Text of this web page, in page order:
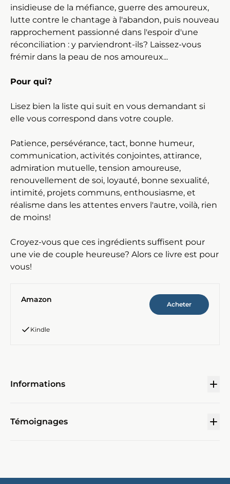
insidieuse de la méfiance, guerre des amoureux,
lutte contre le chantage à l'abandon, puis nouveau
rapprochement passionné dans l'espoir d'une
réconciliation : y parviendront-ils? Laissez-vous
frémir dans la peau de nos amoureux...
Pour qui?
Lisez bien la liste qui suit en vous demandant si
elle vous correspond dans votre couple.
Patience, persévérance, tact, bonne humeur,
communication, activités conjointes, attirance,
admiration mutuelle, tension amoureuse,
renouvellement de soi, loyauté, bonne sexualité,
intimité, projets communs, enthousiasme, et
réalisme dans les attentes envers l'autre, voilà, rien
de moins!
Croyez-vous que ces ingrédients suffisent pour
une vie de couple heureuse? Alors ce livre est pour
vous!
Amazon
Acheter
Kindle
Informations
Témoignages